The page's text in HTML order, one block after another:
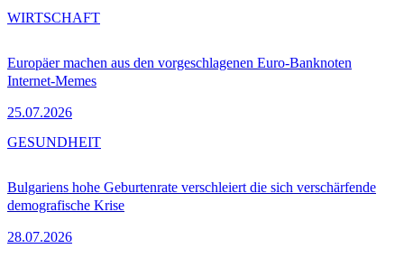
Europäer machen aus den vorgeschlagenen Euro-Banknoten
Internet-Memes
25.07.2026
WIRTSCHAFT
Bulgariens hohe Geburtenrate verschleiert die sich verschärfende
demografische Krise
28.07.2026
GESUNDHEIT